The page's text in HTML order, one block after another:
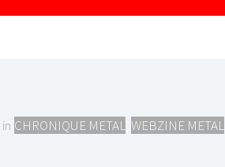
CHRONIQUE METAL WEBZINE METAL
LE GROS RIFFIFI –